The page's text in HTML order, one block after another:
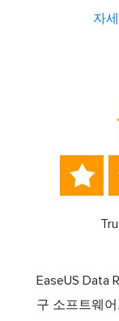
자

EaseUS Data
구 소프트웨